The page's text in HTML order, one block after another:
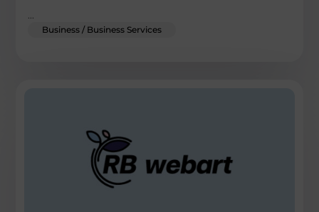
Business / Business Services